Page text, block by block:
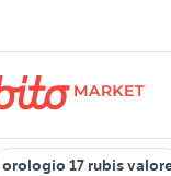
orologio 17 rubis